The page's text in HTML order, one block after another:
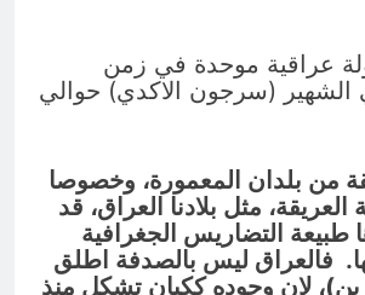
عراقية موحدة في زمن
الشهير (سرجون الاكدي) حوالي
من بلدان المعمورة، وخصوصا
العريقة، مثل بلادنا العراق، قد
التضاريس الجغرافية
فالعراق ليس بالصدفة اطلق
لان وجوده ككيان تشكل منذ